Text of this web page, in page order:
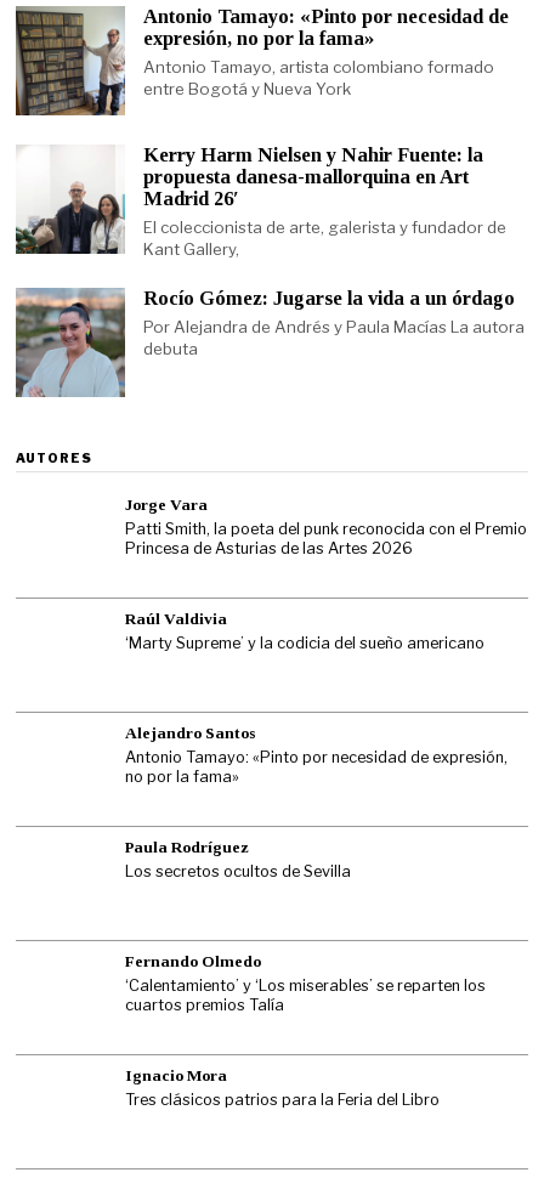
Antonio Tamayo: «Pinto por necesidad de
expresión, no por la fama»
Antonio Tamayo, artista colombiano formado
entre Bogotá y Nueva York
Kerry Harm Nielsen y Nahir Fuente: la
propuesta danesa-mallorquina en Art
Madrid 26′
El coleccionista de arte, galerista y fundador de
Kant Gallery,
Rocío Gómez: Jugarse la vida a un órdago
Por Alejandra de Andrés y Paula Macías La autora
debuta
AUTORES
Jorge Vara
Patti Smith, la poeta del punk reconocida con el Premio
Princesa de Asturias de las Artes 2026
Raúl Valdivia
‘Marty Supreme’ y la codicia del sueño americano
Alejandro Santos
Antonio Tamayo: «Pinto por necesidad de expresión,
no por la fama»
Paula Rodríguez
Los secretos ocultos de Sevilla
Fernando Olmedo
‘Calentamiento’ y ‘Los miserables’ se reparten los
cuartos premios Talía
Ignacio Mora
Tres clásicos patrios para la Feria del Libro